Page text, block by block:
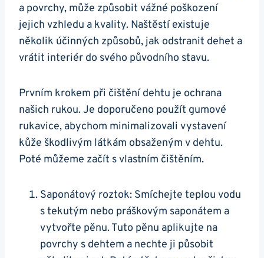
a povrchy, ⁣může způsobit vážné poškození
jejich vzhledu a ⁤kvality. Naštěstí existuje
několik účinných způsobů, jak odstranit dehet a ​
vrátit interiér do svého původního stavu.
Prvním krokem‍ při čištění dehtu je ochrana
‍našich rukou.‍ Je doporučeno použít gumové
rukavice, abychom minimalizovali vystavení
kůže škodlivým látkám obsaženým v‍ dehtu.
⁢Poté⁤ můžeme začít s vlastním čištěním.
Saponátový roztok: Smíchejte teplou​ vodu
⁣s tekutým ​nebo práškovým saponátem a
vytvořte pěnu. Tuto pěnu aplikujte na
povrchy s ⁤dehtem a nechte ji působit​